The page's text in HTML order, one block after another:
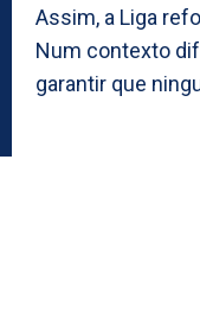
Assim, a Liga
Num contexto
garantir que